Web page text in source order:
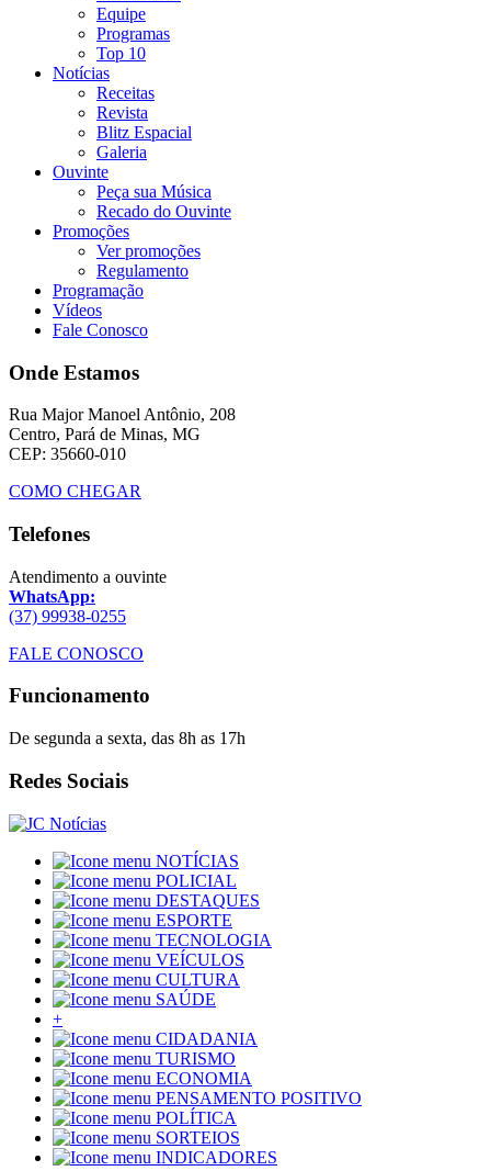
Equipe
Programas
Top 10
Notícias
Receitas
Revista
Blitz Espacial
Galeria
Ouvinte
Peça sua Música
Recado do Ouvinte
Promoções
Ver promoções
Regulamento
Programação
Vídeos
Fale Conosco
Onde Estamos
Rua Major Manoel Antônio, 208
Centro, Pará de Minas, MG
CEP: 35660-010
COMO CHEGAR
Telefones
Atendimento a ouvinte
WhatsApp:
(37) 99938-0255
FALE CONOSCO
Funcionamento
De segunda a sexta, das 8h as 17h
Redes Sociais
NOTÍCIAS
POLICIAL
DESTAQUES
ESPORTE
TECNOLOGIA
VEÍCULOS
CULTURA
SAÚDE
+
CIDADANIA
TURISMO
ECONOMIA
PENSAMENTO POSITIVO
POLÍTICA
SORTEIOS
INDICADORES